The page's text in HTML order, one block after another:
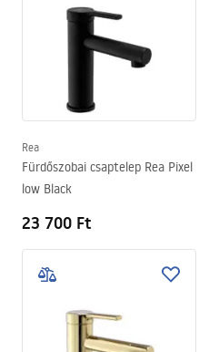
Rea
Fürdőszobai csaptelep Rea Pixel
low Black
23 700 Ft